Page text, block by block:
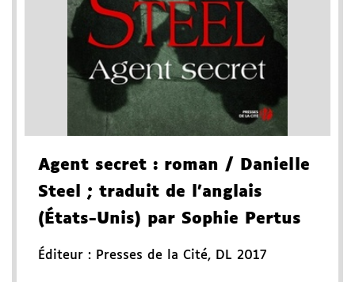
Agent secret : roman / Danielle
Steel
; traduit de l'anglais
(États-Unis) par Sophie Pertus
Éditeur : Presses de la Cité, DL 2017